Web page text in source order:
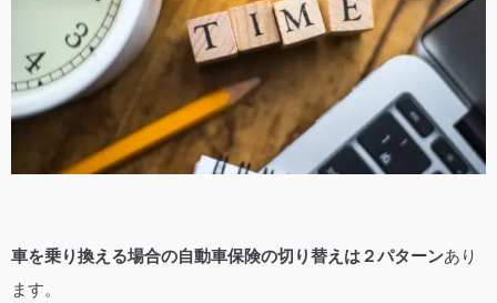
車を乗り換える場合の自動車保険の切り替えは２パターンあり
ます。